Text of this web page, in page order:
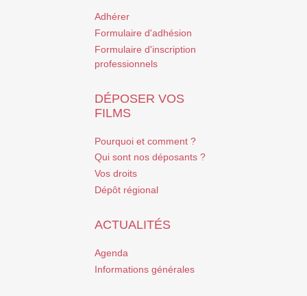
Adhérer
Formulaire d'adhésion
Formulaire d'inscription
professionnels
DÉPOSER VOS
FILMS
Pourquoi et comment ?
Qui sont nos déposants ?
Vos droits
Dépôt régional
ACTUALITÉS
Agenda
Informations générales